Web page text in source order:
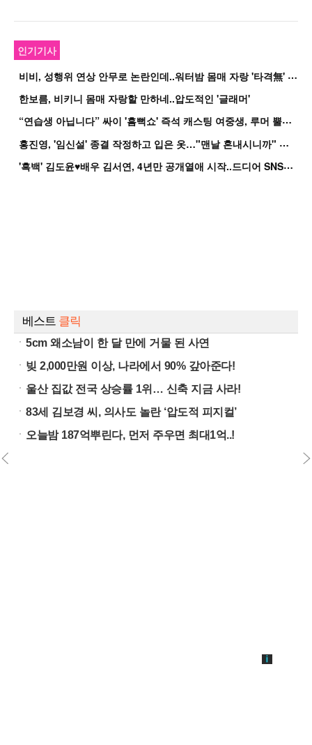
인기기사
비
비, 성행위 연상 안무로 논란인데..워터밤 몸매 자랑 '타격無' 근황
한보름, 비키니 몸매 자랑할 만하네..압도적인 '글래머'
“
연습생 아닙니다” 싸이 '흠뻑쇼' 즉석 캐스팅 여중생, 루머 뿔났다[Oh!쎈 이...
홍
진영, '임신설' 종결 작정하고 입은 옷…"맨날 혼내시니까" 억울
'
흑백' 김도윤♥배우 김서연, 4년만 공개열애 시작..드디어 SNS에 노출 [핫피...